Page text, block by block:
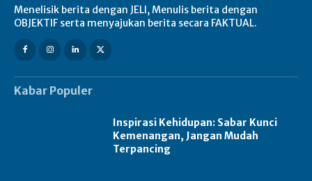
Menelisik berita dengan JELI, Menulis berita dengan
OBJEKTIF serta menyajukan berita secara FAKTUAL.
Kabar Populer
Inspirasi Kehidupan: Sabar Kunci
Kemenangan, Jangan Mudah
Terpancing